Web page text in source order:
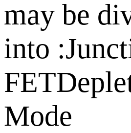
may be
into
Mode